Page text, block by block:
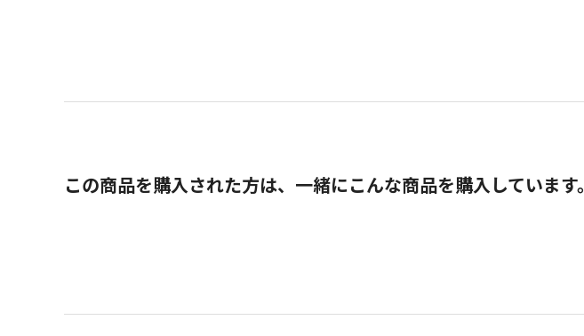
この商品を購入された方は、一緒にこんな商品を購入しています。